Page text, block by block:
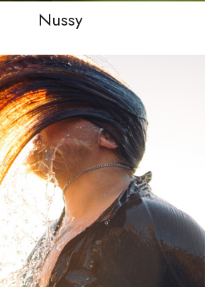
Nussy